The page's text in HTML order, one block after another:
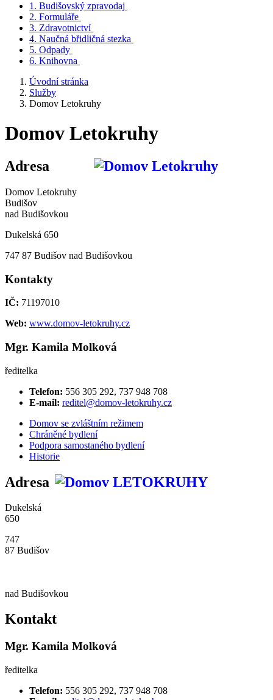
1. Budišovský zpravodaj
2. Formuláře
3. Zdravotnictví
4. Naučná břidličná stezka
5. Odpady
6. Knihovna
Úvodní stránka
Služby
Domov Letokruhy
Domov Letokruhy
Adresa
Domov Letokruhy
Budišov
nad Budišovkou
Dukelská 650
747 87 Budišov nad Budišovkou
Kontakty
IČ: 71197010
Web: www.domov-letokruhy.cz
Mgr. Kamila Molková
ředitelka
Telefon: 556 305 292, 737 948 708
E-mail: reditel@domov-letokruhy.cz
Domov se zvláštním režimem
Chráněné bydlení
Podpora samostaného bydlení
Historie
Adresa
Dukelská
650
747
87 Budišov
nad Budišovkou
Kontakt
Mgr. Kamila Molková
ředitelka
Telefon: 556 305 292, 737 948 708